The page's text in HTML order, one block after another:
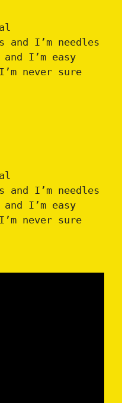
and I’m needles
I’m easy
never sure
and I’m needles
I’m easy
never sure